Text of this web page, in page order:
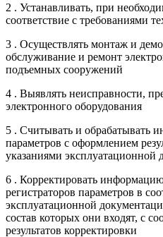
2 . Устанавливать, при
соответствие с требованиями
3 . Осуществлять монтаж и
обслуживание и ремонт
подъемных сооружений
4 . Выявлять неисправности,
электронного оборудования
5 . Считывать и обрабатывать
параметров с оформлением
указаниями эксплуатационной
6 . Корректировать
регистраторов параметров в
эксплуатационной
состав которых они входят, с
результатов корректировки